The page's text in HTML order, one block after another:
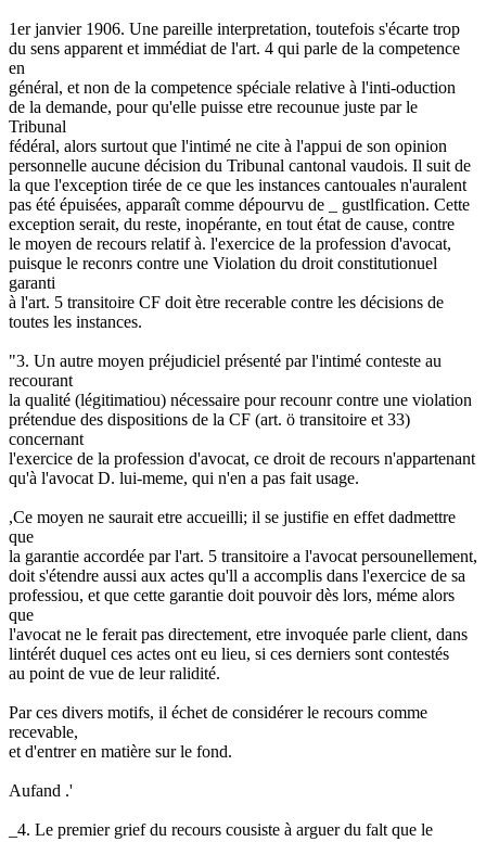
1er janvier 1906. Une pareille interpretation, toutefois s'écarte trop
du sens apparent et immédiat de l'art. 4 qui parle de la competence
en
général, et non de la competence spéciale relative à l'inti-oduction
de la demande, pour qu'elle puisse etre recounue juste par le
Tribunal
fédéral, alors surtout que l'intimé ne cite à l'appui de son opinion
personnelle aucune décision du Tribunal cantonal vaudois. Il suit de
la que l'exception tirée de ce que les instances cantouales n'auralent
pas été épuisées, apparaît comme dépourvu de _ gustlfication. Cette
exception serait, du reste, inopérante, en tout état de cause, contre
le moyen de recours relatif à. l'exercice de la profession d'avocat,
puisque le reconrs contre une Violation du droit constitutionuel
garanti
à l'art. 5 transitoire CF doit ètre recerable contre les décisions de
toutes les instances.
"3. Un autre moyen préjudiciel présenté par l'intimé conteste au
recourant
la qualité (légitimatiou) nécessaire pour recounr contre une violation
prétendue des dispositions de la CF (art. ö transitoire et 33)
concernant
l'exercice de la profession d'avocat, ce droit de recours n'appartenant
qu'à l'avocat D. lui-meme, qui n'en a pas fait usage.
,Ce moyen ne saurait etre accueilli; il se justifie en effet dadmettre
que
la garantie accordée par l'art. 5 transitoire a l'avocat persounellement,
doit s'étendre aussi aux actes qu'll a accomplis dans l'exercice de sa
professiou, et que cette garantie doit pouvoir dès lors, méme alors
que
l'avocat ne le ferait pas directement, etre invoquée parle client, dans
lintérét duquel ces actes ont eu lieu, si ces derniers sont contestés
au point de vue de leur ralidité.
Par ces divers motifs, il échet de considérer le recours comme
recevable,
et d'entrer en matière sur le fond.
Aufand .'
_4. Le premier grief du recours cousiste à arguer du falt que le